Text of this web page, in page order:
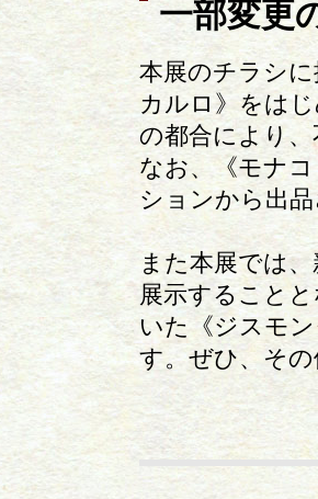
一部変更
本展のチラシ
カルロ》をは
の都合により
なお、《モナ
ションから出
また本展では
展示すること
いた《ジスモ
す。ぜひ、そ